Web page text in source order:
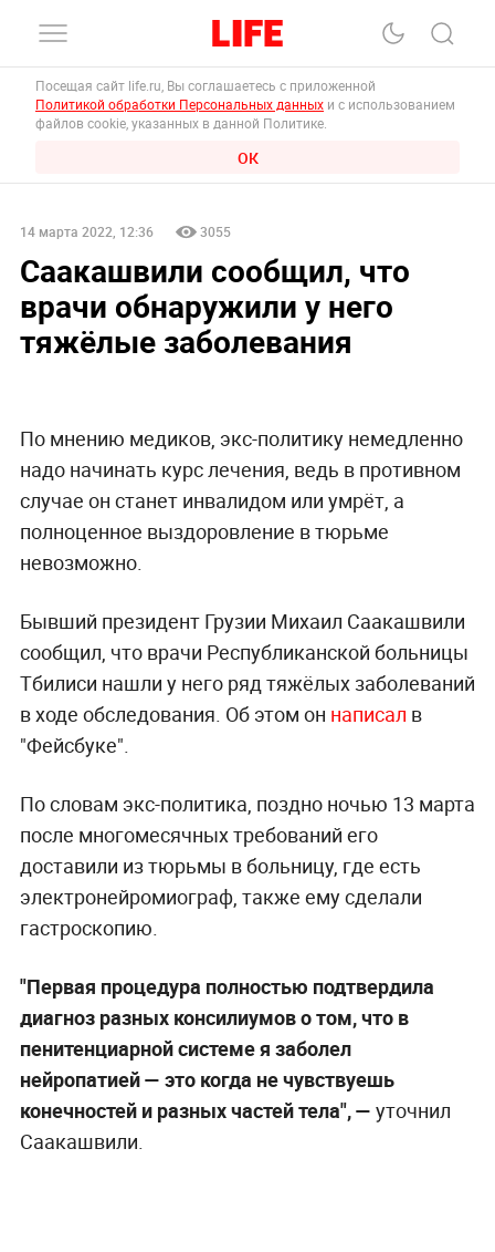
Посещая сайт life.ru, Вы соглашаетесь с приложенной
Политикой обработки Персональных данных и с использованием
файлов cookie, указанных в данной Политике.
ОК
14 марта 2022, 12:36 3055
Саакашвили сообщил, что
врачи обнаружили у него
тяжёлые заболевания
По мнению медиков, экс-политику немедленно
надо начинать курс лечения, ведь в противном
случае он станет инвалидом или умрёт, а
полноценное выздоровление в тюрьме
невозможно.
Бывший президент Грузии Михаил Саакашвили
сообщил, что врачи Республиканской больницы
Тбилиси нашли у него ряд тяжёлых заболеваний
в ходе обследования. Об этом он написал в
"Фейсбуке".
По словам экс-политика, поздно ночью 13 марта
после многомесячных требований его
доставили из тюрьмы в больницу, где есть
электронейромиограф, также ему сделали
гастроскопию.
"Первая процедура полностью подтвердила
диагноз разных консилиумов о том, что в
пенитенциарной системе я заболел
нейропатией — это когда не чувствуешь
конечностей и разных частей тела", — уточнил
Саакашвили.